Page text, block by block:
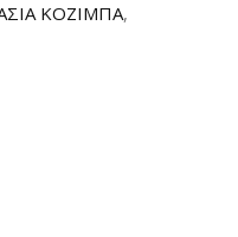
ΚΟΖΙΜΠΑ,